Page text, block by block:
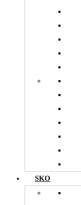
SKO